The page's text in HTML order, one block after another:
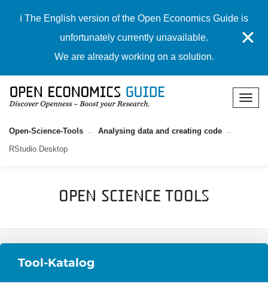
ℹ️ The English version of the Open Economics Guide is
unfortunately currently unavailable.
We are already working on a solution.
✕
Open-Science-Tools
Analysing data and creating code
RStudio Desktop
Open Science Tools
Tool-Katalog